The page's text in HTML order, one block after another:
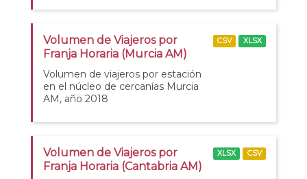
Volumen de Viajeros por
Franja Horaria (Murcia AM)
Volumen de viajeros por estación
en el núcleo de cercanías Murcia
AM, año 2018
CSV XLSX
Volumen de Viajeros por
Franja Horaria (Cantabria AM)
XLSX CSV